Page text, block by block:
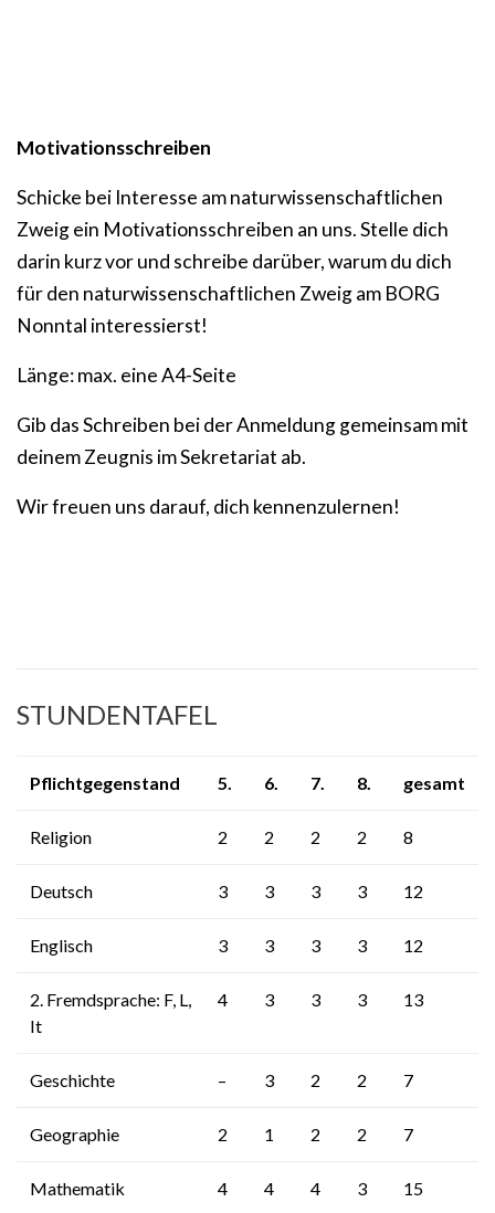
Motivationsschreiben
Schicke bei Interesse am naturwissenschaftlichen
Zweig ein Motivationsschreiben an uns. Stelle dich
darin kurz vor und schreibe darüber, warum du dich
für den naturwissenschaftlichen Zweig am BORG
Nonntal interessierst!
Länge: max. eine A4-Seite
Gib das Schreiben bei der Anmeldung gemeinsam mit
deinem Zeugnis im Sekretariat ab.
Wir freuen uns darauf, dich kennenzulernen!
STUNDENTAFEL
Pflichtgegenstand 5. 6. 7. 8. gesamt
Religion 2 2 2 2 8
Deutsch 3 3 3 3 12
Englisch 3 3 3 3 12
2. Fremdsprache: F, L,
It
4 3 3 3 13
Geschichte – 3 2 2 7
Geographie 2 1 2 2 7
Mathematik 4 4 4 3 15